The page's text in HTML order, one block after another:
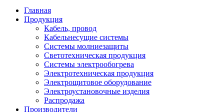
Главная
Продукция
Кабель, провод
Кабельнесущие системы
Системы молниезащиты
Светотехническая продукция
Системы электрообогрева
Электротехническая продукция
Электрощитовое оборудование
Электроустановочные изделия
Распродажа
Производители